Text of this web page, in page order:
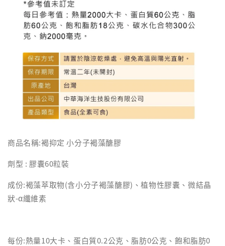
商品名稱:褐抑定 小分子褐藻醣膠
劑型 : 膠囊60粒裝
成份:褐藻萃取物(含小分子褐藻醣膠)、植物性膠囊、微結晶
狀-α纖維素
每份:熱量10大卡、蛋白質0.2公克、脂肪0公克、飽和脂肪0